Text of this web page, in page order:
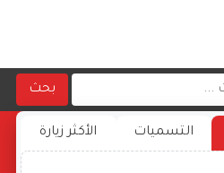
بحث
التسميات الأكثر زيارة